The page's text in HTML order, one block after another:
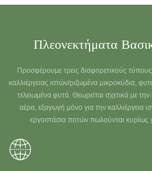
Πλεονεκτήματα
Προσφέρουμε τρεις διαφορετικούς
καλλιέργειας ιστών/ριζωμένα μικροκύδια,
τελειωμένα φυτά. Θεωρείται σχετικά με
αέρα, εξαγωγή μόνο για την καλλιέργεια
εργοστάσια ποτών πωλούνται κυρίως